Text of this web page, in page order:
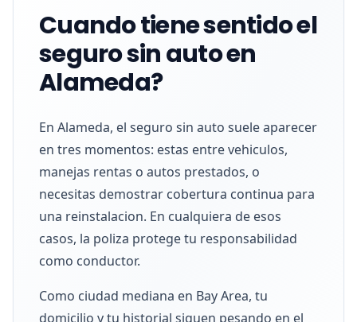
Cuando tiene sentido el
seguro sin auto en
Alameda?
En Alameda, el seguro sin auto suele aparecer
en tres momentos: estas entre vehiculos,
manejas rentas o autos prestados, o
necesitas demostrar cobertura continua para
una reinstalacion. En cualquiera de esos
casos, la poliza protege tu responsabilidad
como conductor.
Como ciudad mediana en Bay Area, tu
domicilio y tu historial siguen pesando en el